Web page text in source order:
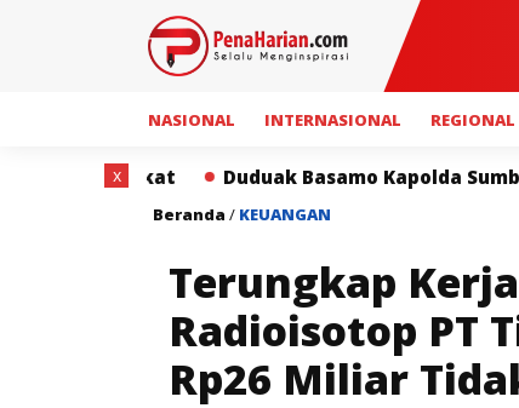
NASIONAL INTERNASIONAL REGIONAL
Duduak Basamo Kapolda Sumbar dan Insan
Beranda / KEUANGAN
Terungkap
Radioisotop PT
Rp26 Miliar
x